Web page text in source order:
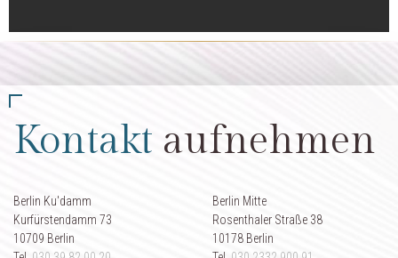
Kontakt aufnehmen
Berlin Ku'damm
Kurfürstendamm 73
10709 Berlin
Berlin Mitte
Rosenthaler Straße 38
10178 Berlin